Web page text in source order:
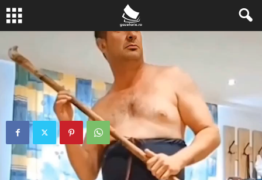
Saltul spectaculos de la mina la birou – Saga lui Hrișcan
Saltul spectaculos de la mina la
birou – Saga lui Hrișcan
aprilie 11, 2024 0